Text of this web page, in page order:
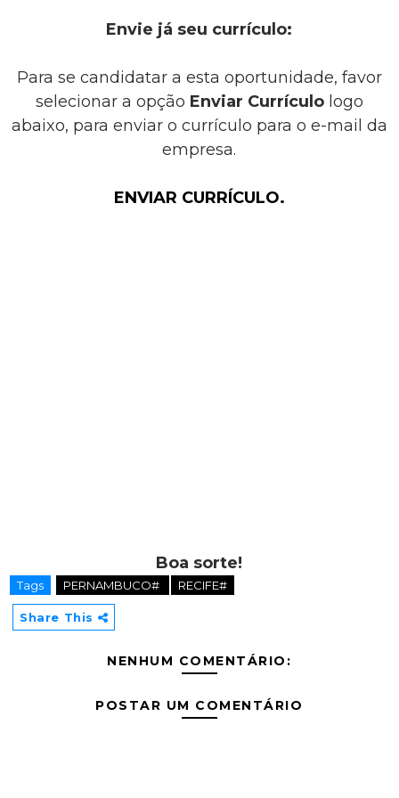
Envie já seu currículo:
Para se candidatar a esta oportunidade, favor
selecionar a opção Enviar Currículologo
abaixo, para enviar o currículo para o e-mail da
empresa.
ENVIAR CURRÍCULO.
Boa sorte!
Tags PERNAMBUCO# RECIFE#
Share This
NENHUM COMENTÁRIO:
POSTAR UM COMENTÁRIO